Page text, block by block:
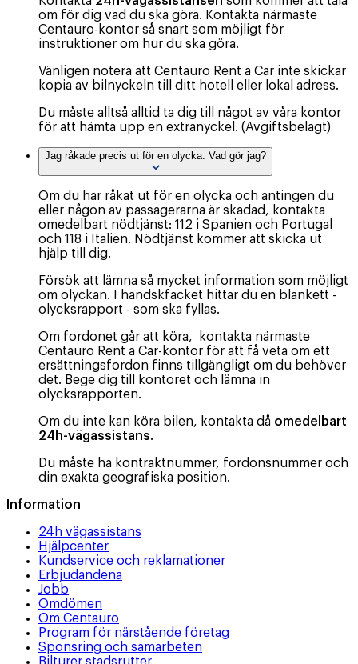
om för dig vad du ska göra. Kontakta närmaste
Centauro-kontor så snart som möjligt för
instruktioner om hur du ska göra.
Vänligen notera att Centauro Rent a Car inte skickar
kopia av bilnyckeln till ditt hotell eller lokal adress.
Du måste alltså alltid ta dig till något av våra kontor
för att hämta upp en extranyckel. (Avgiftsbelagt)
Jag råkade precis ut för en olycka. Vad gör jag?
Om du har råkat ut för en olycka och antingen du
eller någon av passagerarna är skadad, kontakta
omedelbart nödtjänst: 112 i Spanien och Portugal
och 118 i Italien. Nödtjänst kommer att skicka ut
hjälp till dig.
Försök att lämna så mycket information som möjligt
om olyckan. I handskfacket hittar du en blankett -
olycksrapport - som ska fyllas.
Om fordonet går att köra, kontakta närmaste
Centauro Rent a Car-kontor för att få veta om ett
ersättningsfordon finns tillgängligt om du behöver
det. Bege dig till kontoret och lämna in
olycksrapporten.
Om du inte kan köra bilen, kontakta då omedelbart
24h-vägassistans.
Du måste ha kontraktnummer, fordonsnummer och
din exakta geografiska position.
Information
24h vägassistans
Hjälpcenter
Kundservice och reklamationer
Erbjudandena
Jobb
Omdömen
Om Centauro
Program för närstående företag
Sponsring och samarbeten